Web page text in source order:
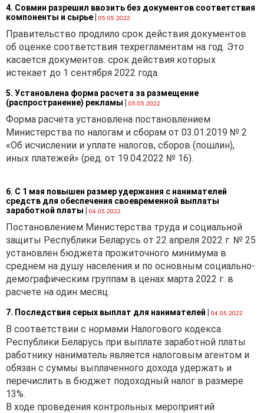
доходов (расходов) при
прибыль на дату
признания их в
бухгалтерском учете в
качестве доходов
(расходов)
по финансовой
деятельности.
распространяет свое
действия на отношения,
возникшие с 1 января 2021
г.
4. Совмин разрешил ввозить без документов соответствия
компоненты и сырье
05.05.2022
Правительство продлило срок действия документов
об оценке соответствия техрегламентам на год. Это
касается документов. срок действия которых
истекает до 1 сентября 2022 года.
5. Установлена форма расчета за размещение
(распространение) рекламы
05.05.2022
Форма расчета установлена постановлением
Министерства по налогам и сборам от 03.01.2019 № 2
«Об исчислении и уплате налогов, сборов (пошлин),
иных платежей» (ред. от 19.04.2022 № 16).
6. С 1 мая повышен размер удержания с нанимателей
средств для обеспечения своевременной выплаты
заработной платы
04.05.2022
Постановлением Министерства труда и социальной
защиты Республики Беларусь от 22 апреля 2022 г. № 25
установлен бюджета прожиточного минимума в
среднем на душу населения и по основным социально-
демографическим группам в ценах марта 2022 г. в
расчете на один месяц.
7. Последствия серых выплат для нанимателей 04.05.2022
В соответствии с нормами Налогового кодекса
Республики Беларусь при выплате заработной платы
работнику наниматель является налоговым агентом и
обязан с суммы выплаченного дохода удержать и
перечислить в бюджет подоходный налог в размере
13%.
В ходе проведения контрольных мероприятий